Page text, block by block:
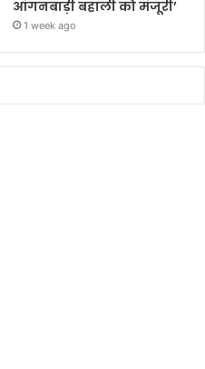
आंगनबाड़ी बहाली को मंजूरी’
1 week ago